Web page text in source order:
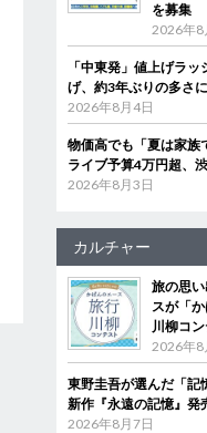
を募集
2026年8
「中東発」値上げラ
げ、約3年ぶりの多さに
2026年8月4日
物価高でも「夏は家
ライブ予算4万円超、
2026年8月3日
カルチャー
旅の思
スが「
川柳コ
2026年8
東野圭吾が選んだ「
新作『永遠の記憶』発
2026年8月7日